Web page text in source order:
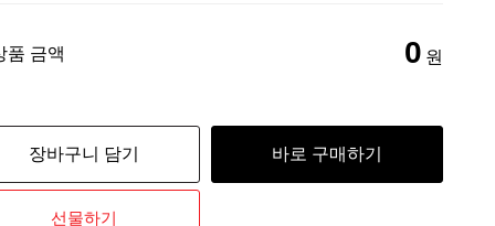
품 금액 0 원
장바구니 담기 바로 구매하기
선물하기